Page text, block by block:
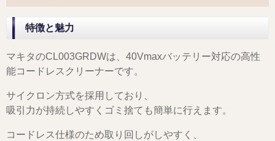
特徴と魅力
マキタのCL003GRDWは、40Vmaxバッテリー対応の高性
能コードレスクリーナーです。
サイクロン方式を採用しており、
吸引力が持続しやすくゴミ捨ても簡単に行えます。
コードレス仕様のため取り回しがしやすく、